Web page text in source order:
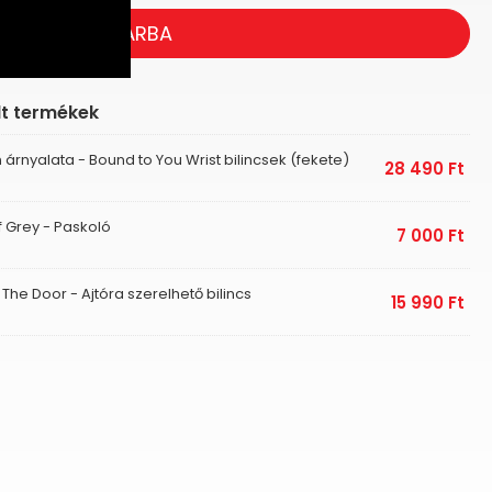
KOSÁRBA
termékek
árnyalata - Bound to You Wrist bilincsek (fekete) 28 490 Ft
Grey - Paskoló 7 000 Ft
Door - Ajtóra szerelhető bilincs 15 990 Ft